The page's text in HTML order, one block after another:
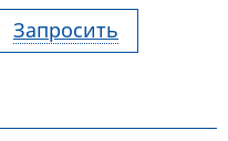
Запросить